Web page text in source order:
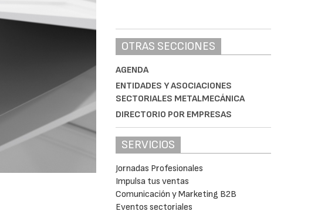
OTRAS SECCIONES
AGENDA
ENTIDADES Y ASOCIACIONES
SECTORIALES METALMECÁNICA
DIRECTORIO POR EMPRESAS
SERVICIOS
Jornadas Profesionales
Impulsa tus ventas
Comunicación y Marketing B2B
Eventos sectoriales